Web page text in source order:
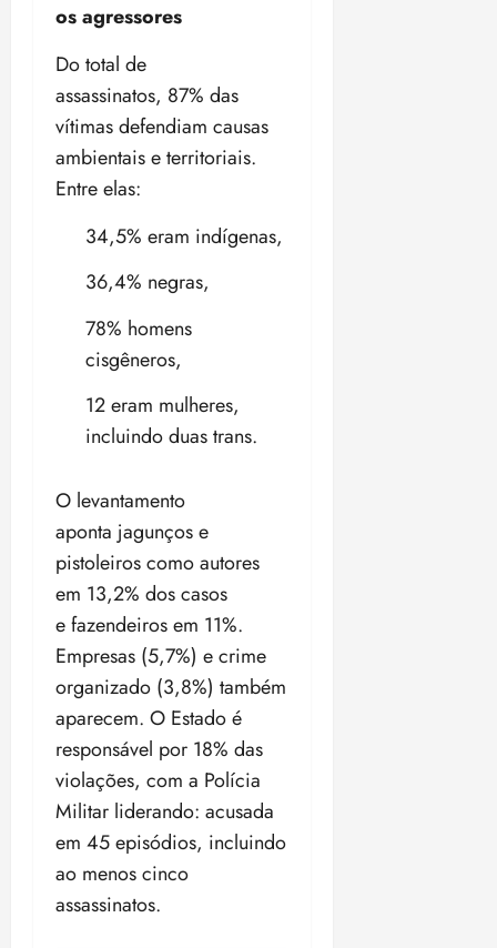
os agressores
Do total de
assassinatos, 87% das
vítimas defendiam causas
ambientais e territoriais.
Entre elas:
34,5% eram indígenas,
36,4% negras,
78% homens
cisgêneros,
12 eram mulheres,
incluindo duas trans.
O levantamento
aponta jagunços e
pistoleiros como autores
em 13,2% dos casos
e fazendeiros em 11%.
Empresas (5,7%) e crime
organizado (3,8%) também
aparecem. O Estado é
responsável por 18% das
violações, com a Polícia
Militar liderando: acusada
em 45 episódios, incluindo
ao menos cinco
assassinatos.